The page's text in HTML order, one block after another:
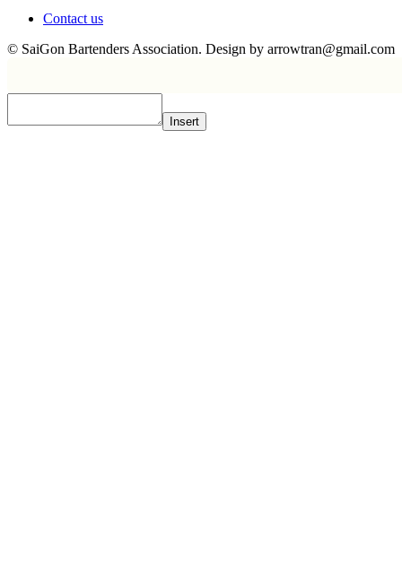
Contact us
© SaiGon Bartenders Association. Design by arrowtran@gmail.com
Insert